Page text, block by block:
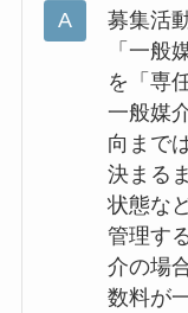
募集活
「一般
を「専
一般媒
向まで
決まる
状態な
管理す
介の場
数料が